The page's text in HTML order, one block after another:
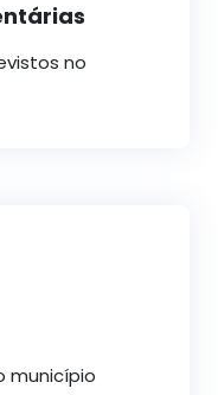
no
município